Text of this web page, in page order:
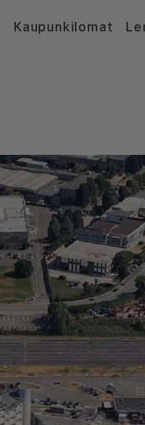
Kaupunkilomat